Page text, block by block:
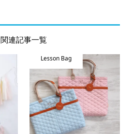
関連記事一覧
Lesson Bag